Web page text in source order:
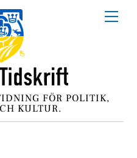
FÖR POLITIK,
KULTUR.